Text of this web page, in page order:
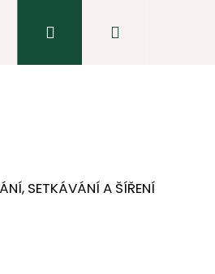
Přihlášení
SETKÁVÁNÍ A ŠÍŘENÍ